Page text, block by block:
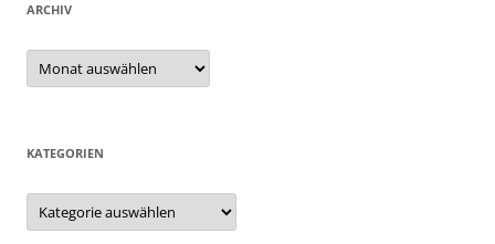
ARCHIV
Archiv
KATEGORIEN
Kategorien